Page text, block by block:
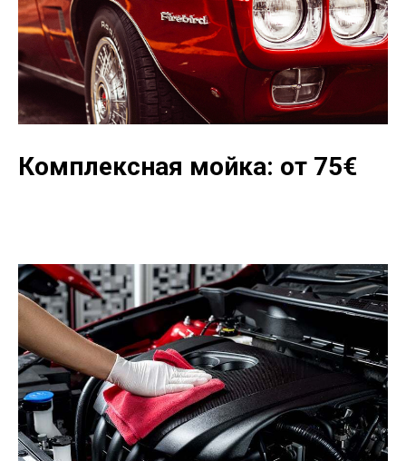
Комплексная мойка: от 75€